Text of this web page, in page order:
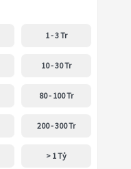
1 - 3 Tr
10 - 30 Tr
80 - 100 Tr
200 - 300 Tr
> 1 Tỷ